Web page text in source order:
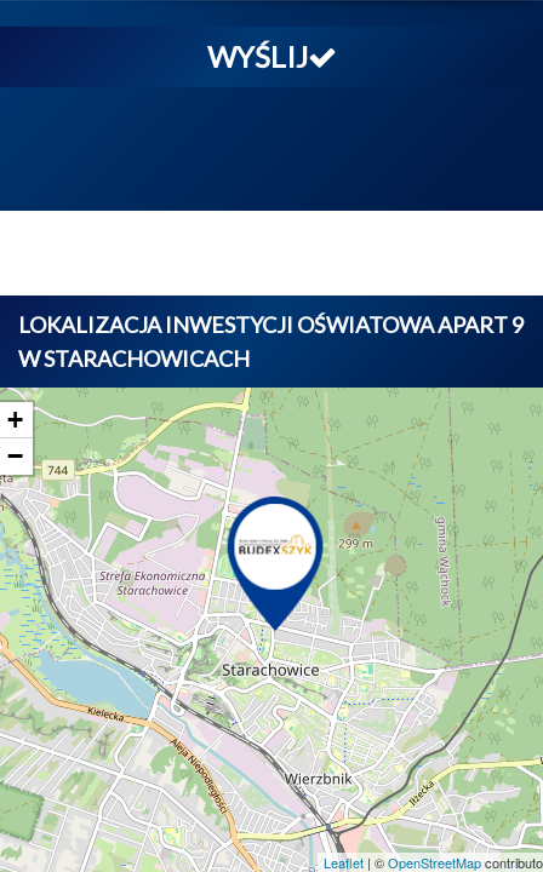
WYŚLIJ
LOKALIZACJA INWESTYCJI OŚWIATOWA APART 9
W STARACHOWICACH
+
−
Leaflet | ©OpenStreetMap